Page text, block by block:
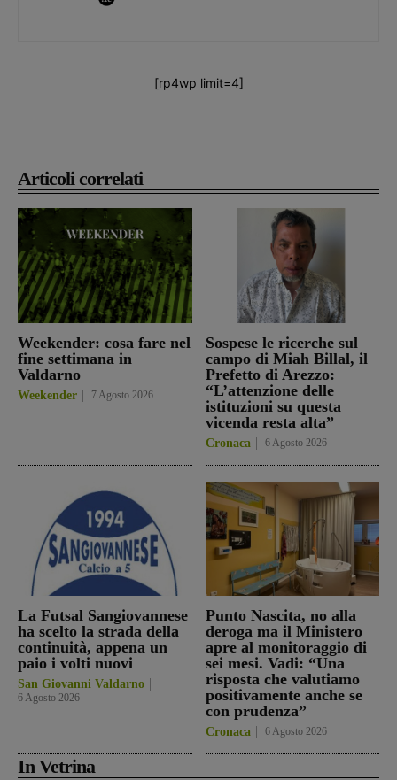
Articoli correlati
Weekender: cosa fare nel
fine settimana in
Valdarno
Weekender 7 Agosto 2026
Sospese le ricerche sul
campo di Miah Billal, il
Prefetto di Arezzo:
“L’attenzione delle
istituzioni su questa
vicenda resta alta”
Cronaca 6 Agosto 2026
La Futsal Sangiovannese
ha scelto la strada della
continuità, appena un
paio i volti nuovi
San Giovanni Valdarno
6 Agosto 2026
Punto Nascita, no alla
deroga ma il Ministero
apre al monitoraggio di
sei mesi. Vadi: “Una
risposta che valutiamo
positivamente anche se
con prudenza”
Cronaca 6 Agosto 2026
In Vetrina
[rp4wp limit=4]